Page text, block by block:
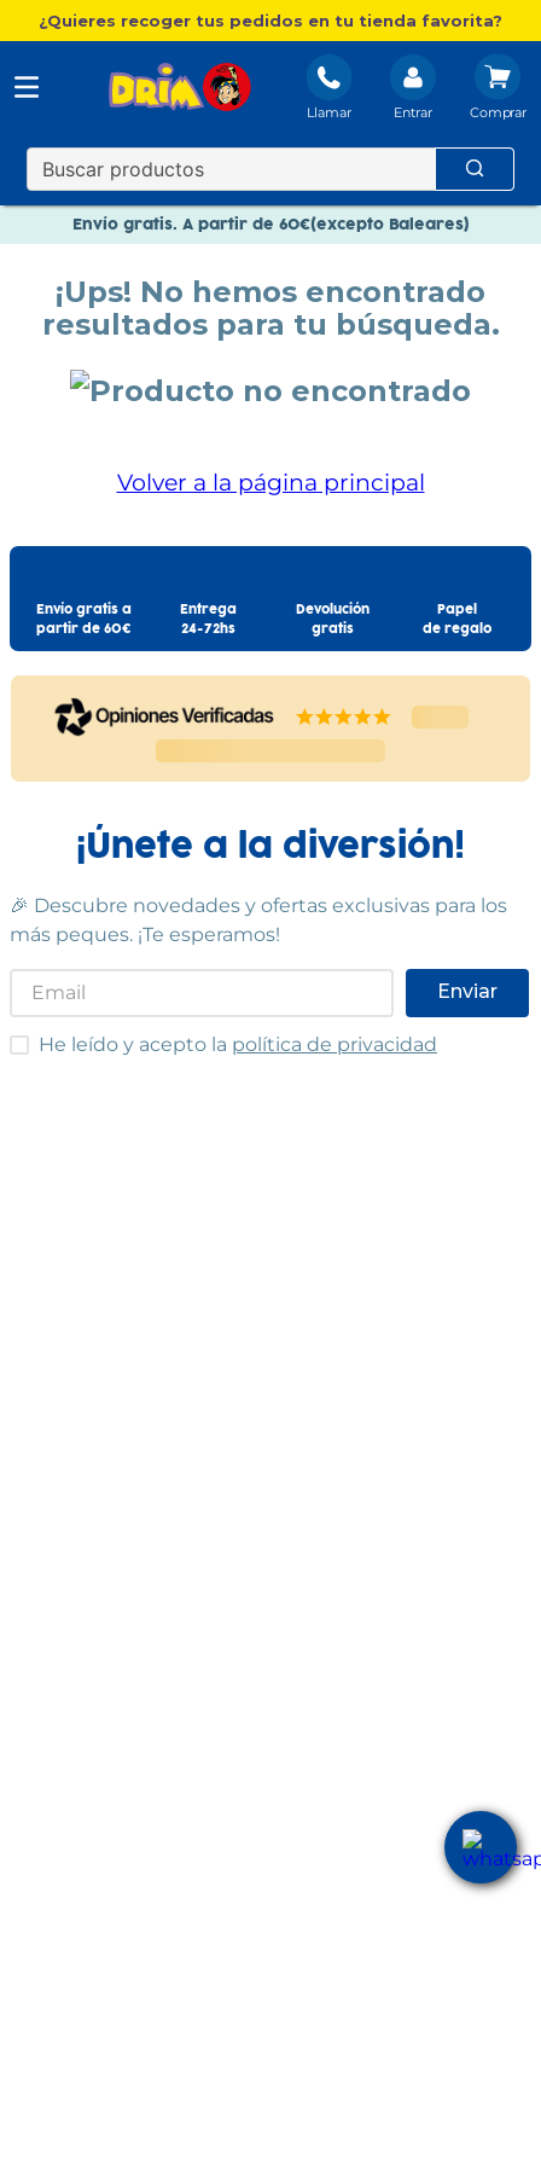
¿Quieres recoger tus pedidos en tu tienda favorita?
Llamar Entrar
Envío gratis. A partir de 60€(excepto Baleares)
Nuevo catálogo Aire Libre
Paga en 3 plazos sin intereses
¡Ups! No hemos encontrado
resultados para tu búsqueda.
Volver a la página principal
Envío gratis a
partir de 60€
Entrega
24-72hs
Devolución
gratis
Papel
de regalo
¡Únete a la diversión!
🎉 Descubre novedades y ofertas exclusivas para los
más peques. ¡Te esperamos!
Enviar
He leído y acepto las condiciones
He leído y acepto la política de privacidad